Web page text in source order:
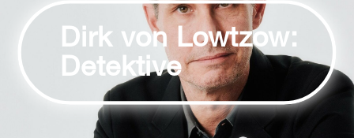
Dirk von Lowtzow:
Detektive